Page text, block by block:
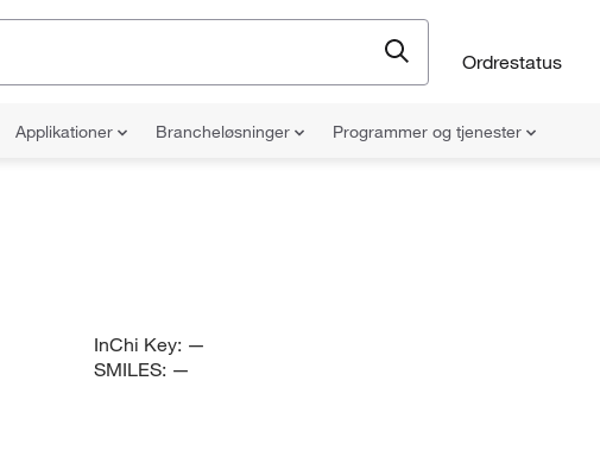
Ordrestatus
Applikationer Brancheløsninger Programmer og tjenester
InChi Key: —
SMILES: —